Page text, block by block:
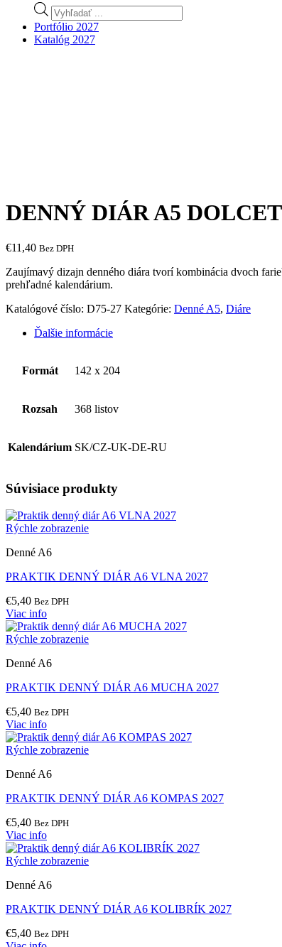
Products
search
Portfólio 2027
Katalóg 2027
DENNÝ DIÁR A5
€11,40 Bez DPH
Zaujímavý dizajn denného diára tvorí kombinácia dvoch
prehľadné kalendárium.
Katalógové číslo: D75-27 Kategórie: Denné A5, Diáre
Ďalšie informácie
Formát 142 x 204
Rozsah 368 listov
Kalendárium SK/CZ-UK-DE-RU
Súvisiace produkty
Rýchle zobrazenie
Denné A6
PRAKTIK DENNÝ DIÁR A6 VLNA 2027
€5,40 Bez DPH
Viac info
Rýchle zobrazenie
Denné A6
PRAKTIK DENNÝ DIÁR A6 MUCHA 2027
€5,40 Bez DPH
Viac info
Rýchle zobrazenie
Denné A6
PRAKTIK DENNÝ DIÁR A6 KOMPAS 2027
€5,40 Bez DPH
Viac info
Rýchle zobrazenie
Denné A6
PRAKTIK DENNÝ DIÁR A6 KOLIBRÍK 2027
€5,40 Bez DPH